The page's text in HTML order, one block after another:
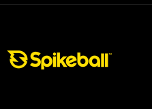
Boutique Spikeball